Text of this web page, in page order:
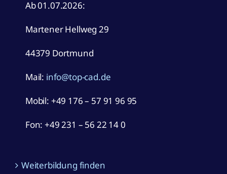
Ab 01.07.2026:
Martener Hellweg 29
44379 Dortmund
Mail: info@top-cad.de
Mobil: +49 176 – 57 91 96 95
Fon: +49 231 – 56 22 14 0
Weiterbildung finden